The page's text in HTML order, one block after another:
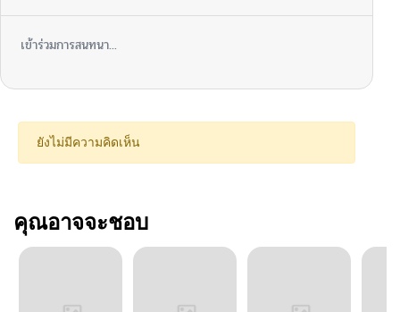
เข้าร่วมการสนทนา...
ยังไม่มีความคิดเห็น
คุณอาจจะชอบ